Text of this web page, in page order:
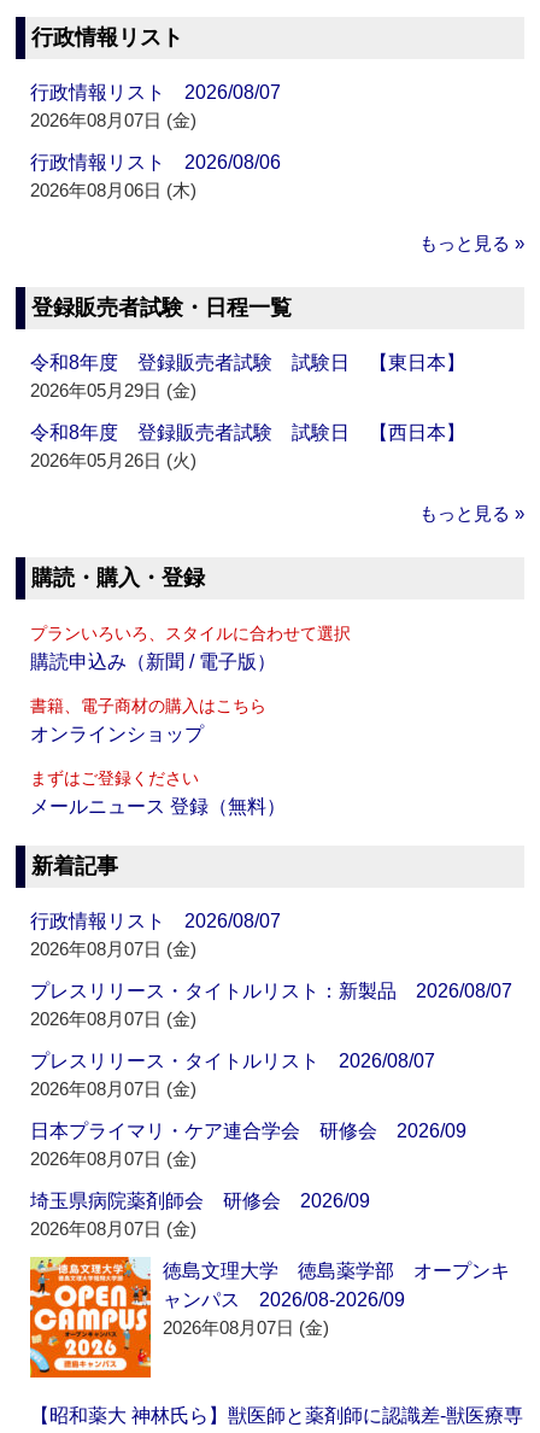
行政情報リスト
行政情報リスト 2026/08/07
2026年08月07日 (金)
行政情報リスト 2026/08/06
2026年08月06日 (木)
もっと見る »
登録販売者試験・日程一覧
令和8年度 登録販売者試験 試験日 【東日本】
2026年05月29日 (金)
令和8年度 登録販売者試験 試験日 【西日本】
2026年05月26日 (火)
もっと見る »
購読・購入・登録
プランいろいろ、スタイルに合わせて選択
購読申込み（新聞 / 電子版）
書籍、電子商材の購入はこちら
オンラインショップ
まずはご登録ください
メールニュース 登録（無料）
新着記事
行政情報リスト 2026/08/07
2026年08月07日 (金)
プレスリリース・タイトルリスト：新製品 2026/08/07
2026年08月07日 (金)
プレスリリース・タイトルリスト 2026/08/07
2026年08月07日 (金)
日本プライマリ・ケア連合学会 研修会 2026/09
2026年08月07日 (金)
埼玉県病院薬剤師会 研修会 2026/09
2026年08月07日 (金)
徳島文理大学 徳島薬学部 オープンキ
ャンパス 2026/08-2026/09
2026年08月07日 (金)
【昭和薬大 神林氏ら】獣医師と薬剤師に認識差‐獣医療専